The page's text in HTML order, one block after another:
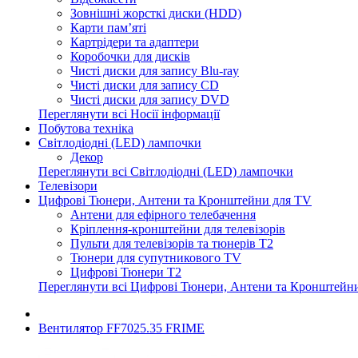
Зовнішні жорсткі диски (HDD)
Карти пам’яті
Картрідери та адаптери
Коробочки для дисків
Чисті диски для запису Blu-ray
Чисті диски для запису CD
Чисті диски для запису DVD
Переглянути всі Носії інформації
Побутова техніка
Світлодіодні (LED) лампочки
Декор
Переглянути всі Світлодіодні (LED) лампочки
Телевізори
Цифрові Тюнери, Антени та Кронштейни для TV
Антени для ефірного телебачення
Кріплення-кронштейни для телевізорів
Пульти для телевізорів та тюнерів T2
Тюнери для супутникового TV
Цифрові Тюнери T2
Переглянути всі Цифрові Тюнери, Антени та
Вентилятор FF7025.35 FRIME